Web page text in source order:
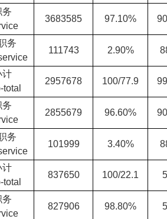
务
3683585 97.10%
务
111743 2.90%
计
total
2957678 100/77.9
务
2855679 96.60%
务
101999 3.40%
计
total
837650 100/22.1
务
827906 98.80%